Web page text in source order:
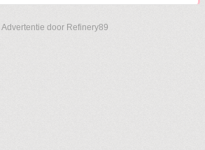
door Refinery89